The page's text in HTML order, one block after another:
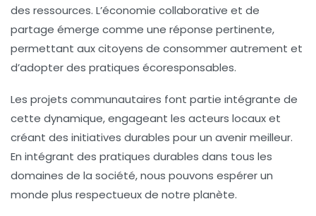
des ressources. L’économie collaborative et de
partage émerge comme une réponse pertinente,
permettant aux citoyens de consommer autrement et
d’adopter des pratiques écoresponsables.
Les projets communautaires font partie intégrante de
cette dynamique, engageant les acteurs locaux et
créant des initiatives durables pour un avenir meilleur.
En intégrant des pratiques durables dans tous les
domaines de la société, nous pouvons espérer un
monde plus respectueux de notre planète.